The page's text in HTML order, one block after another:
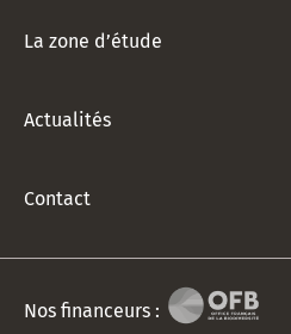
La zone d’étude
Actualités
Contact
Nos financeurs :